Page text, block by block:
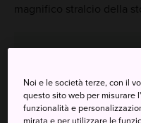
magnifico stralcio della
Da non
La vista a 360
Noi e le società terze, con il
questo sito web per misurare
funzionalità e
mirata e per utilizzare le